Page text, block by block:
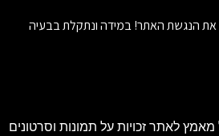
הנגשת האתר! במידה ונתקלת בבעיה
לאתר זכויות על תמונות וסרטונים